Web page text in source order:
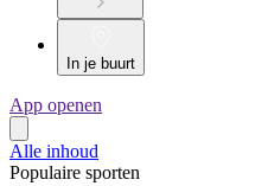
In je buurt
App openen
Alle inhoud
Populaire sporten